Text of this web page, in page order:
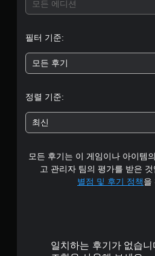
모든 에디션
필터 기준:
모든 후기
정렬 기준:
최신
모든 후기는 이 게임이나 아이템
고 관리자 팀의 평가를 받은
별점 및 후기 정책을
일치하는 후기가 없습니